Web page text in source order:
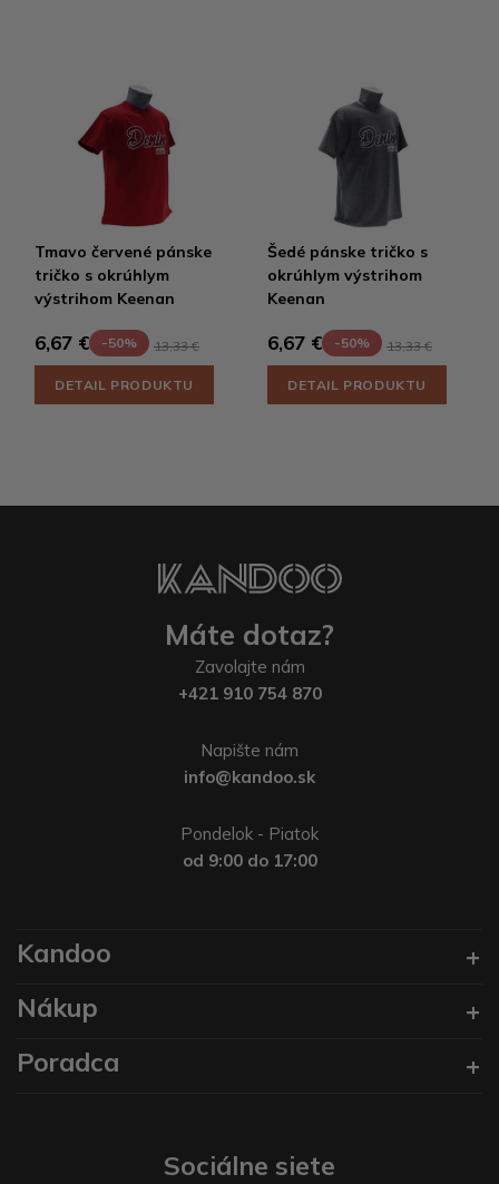
Tmavo červené pánske
tričko s okrúhlym
výstrihom Keenan
6,67 € -50% 13,33 €
DETAIL PRODUKTU
Šedé pánske tričko s
okrúhlym výstrihom
Keenan
6,67 € -50% 13,33 €
DETAIL PRODUKTU
Máte dotaz?
Zavolajte nám
+421 910 754 870
Napište nám
info@kandoo.sk
Pondelok - Piatok
od 9:00 do 17:00
Kandoo
Nákup
Poradca
Sociálne siete